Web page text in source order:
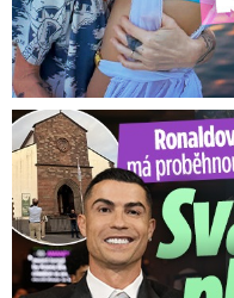
Ronaldova velkolepá